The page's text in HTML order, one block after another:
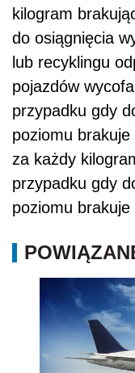
kilogram
do osiągnięcia
lub recyklingu
pojazdów
przypadku gdy
poziomu brakuje
za każdy
przypadku gdy
poziomu